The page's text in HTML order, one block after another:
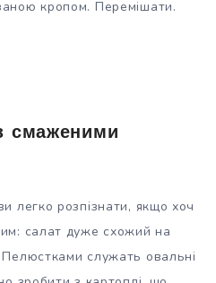
кропом. Перемішати.
смаженими
легко розпізнати, якщо хоч
салат дуже схожий на
служать овальні